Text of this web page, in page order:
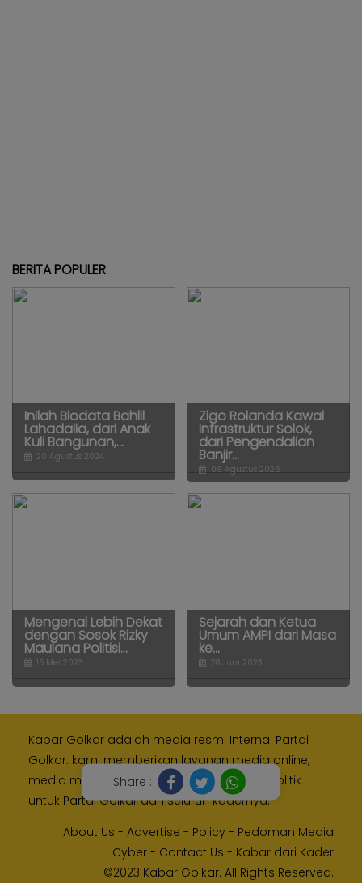
Share :
BERITA POPULER
Inilah Biodata Bahlil
Lahadalia, dari Anak
Kuli Bangunan,...
20 Agustus 2024
Zigo Rolanda Kawal
Infrastruktur Solok,
dari Pengendalian
Banjir...
09 Agustus 2026
Mengenal Lebih Dekat
dengan Sosok Rizky
Maulana Politisi...
15 Mei 2023
Sejarah dan Ketua
Umum AMPI dari Masa
ke...
28 Juni 2023
Kabar Golkar adalah media resmi Internal Partai
Golkar. kami memberikan layanan media online,
media monitoring dan kampanye digital politik
untuk Partai Golkar dan seluruh kadernya.
About Us - Advertise - Policy - Pedoman Media
Cyber - Contact Us - Kabar dari Kader
©2023 Kabar Golkar. All Rights Reserved.